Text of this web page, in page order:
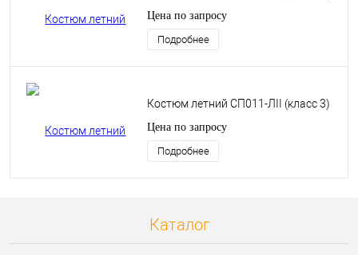
Цена по запросу
Подробнее
Костюм летний СП011-ЛII (класс 3)
Цена по запросу
Подробнее
Каталог